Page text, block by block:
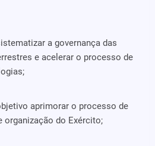
a governança das
e acelerar o processo de
aprimorar o processo de
organização do Exército;